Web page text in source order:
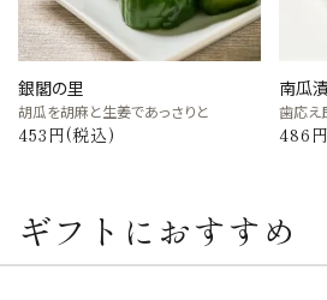
銀閣の里
胡瓜を胡麻と生姜であっさりと
453円(税込)
南瓜
歯応え
486
ギフトにおすすめ